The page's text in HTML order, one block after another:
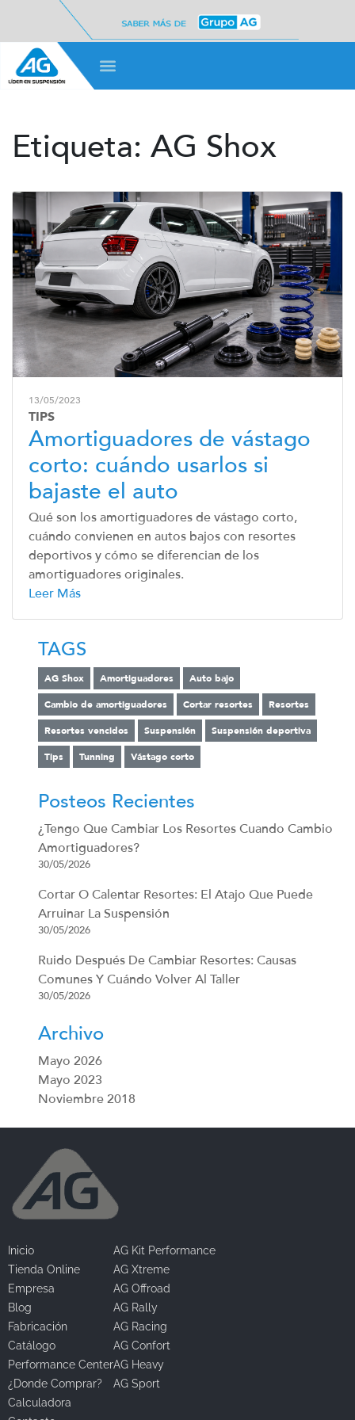
Etiqueta: AG Shox
13/05/2023
TIPS
Amortiguadores de vástago
corto: cuándo usarlos si
bajaste el auto
Qué son los amortiguadores de vástago corto,
cuándo convienen en autos bajos con resortes
deportivos y cómo se diferencian de los
amortiguadores originales.
Leer Más
TAGS
AG Shox Amortiguadores Auto bajo
Cambio de amortiguadores Cortar resortes Resortes
Resortes vencidos Suspensión Suspensión deportiva
Tips Tunning Vástago corto
Posteos Recientes
¿Tengo Que Cambiar Los Resortes Cuando Cambio
Amortiguadores?
30/05/2026
Cortar O Calentar Resortes: El Atajo Que Puede
Arruinar La Suspensión
30/05/2026
Ruido Después De Cambiar Resortes: Causas
Comunes Y Cuándo Volver Al Taller
30/05/2026
Archivo
Mayo 2026
Mayo 2023
Noviembre 2018
Inicio
Tienda Online
Empresa
Blog
Fabricación
Catálogo
Performance Center
¿Donde Comprar?
Calculadora
AG Kit Performance
AG Xtreme
AG Offroad
AG Rally
AG Racing
AG Confort
AG Heavy
AG Sport